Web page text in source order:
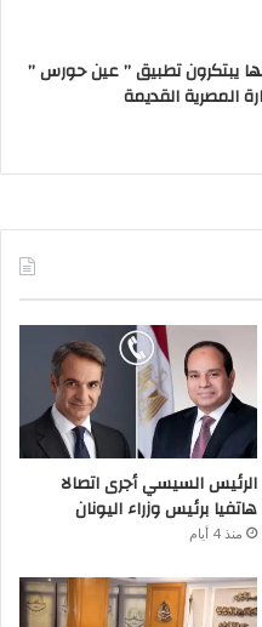
يبتكرون تطبيق ” عين حورس ”
المصرية القديمة
الرئيس السيسي أجرى اتصالا
هاتفيا برئيس وزراء اليونان
منذ 4 أيام